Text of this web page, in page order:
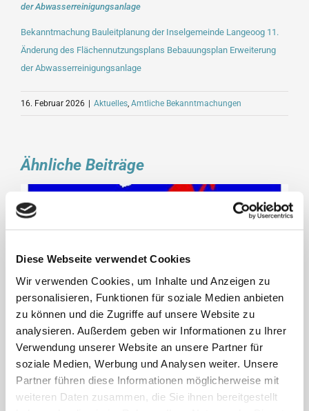
Diese Webseite verwendet Cookies
Wir verwenden Cookies, um Inhalte und Anzeigen zu
personalisieren, Funktionen für soziale Medien anbieten
zu können und die Zugriffe auf unsere Website zu
analysieren. Außerdem geben wir Informationen zu Ihrer
Verwendung unserer Website an unsere Partner für
soziale Medien, Werbung und Analysen weiter. Unsere
Partner führen diese Informationen möglicherweise mit
weiteren Daten zusammen, die Sie ihnen bereitgestellt
der Abwasserreinigungsanlage
Bekanntmachung Bauleitplanung der Inselgemeinde Langeoog 11.
Änderung des Flächennutzungsplans Bebauungsplan Erweiterung
der Abwasserreinigungsanlage
16. Februar 2026 | Aktuelles Amtliche Bekanntmachungen
Ähnliche Beiträge